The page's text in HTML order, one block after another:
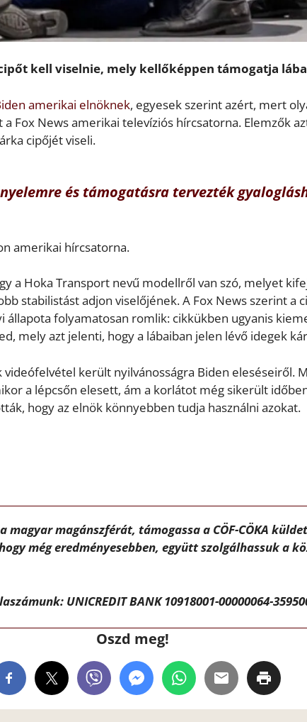
kell viselnie, mely kellőképpen támogatja
amerikai elnöknek, egyesek szerint azért, mert
Fox News amerikai televíziós hírcsatorna. Elemzők
cipőjét viseli.
és támogatásra tervezték
amerikai hírcsatorna.
a Hoka Transport nevű modellről van szó, melyet
stabilistást adjon viselőjének. A Fox News szerint a
állapota folyamatosan romlik: cikkükben ugyanis
mely azt jelenti, hogy a lábaiban jelen lévő idegek
került nyilvánosságra Biden eleséseiről.
a lépcsőn elesett, ám a korlátot még sikerült
hogy az elnök könnyebben tudja használni azokat.
magyar magánszférát, támogassa a CÖF-CÖKA
még eredményesebben, együtt szolgálhassuk a
UNICREDIT BANK 10918001-00000064-
Oszd meg!